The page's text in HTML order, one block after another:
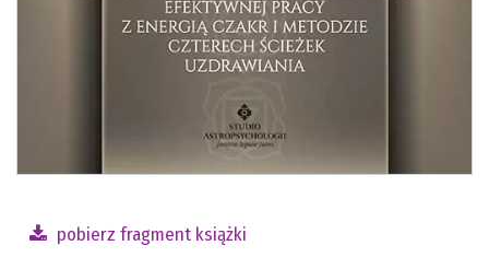
pobierz fragment książki